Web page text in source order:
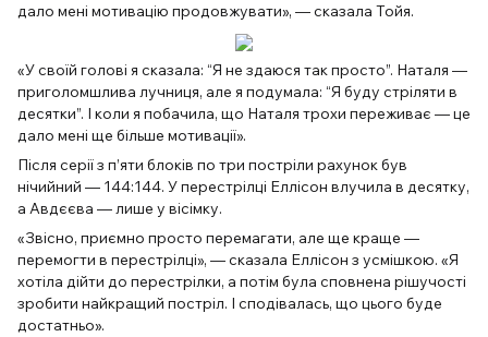
дало мені мотивацію продовжувати», — сказала Тойя.
«У своїй голові я сказала: “Я не здаюся так просто”. Наталя —
приголомшлива лучниця, але я подумала: “Я буду стріляти в
десятки”. І коли я побачила, що Наталя трохи переживає — це
дало мені ще більше мотивації».
Після серії з п’яти блоків по три постріли рахунок був
нічийний — 144:144. У перестрілці Еллісон влучила в десятку,
а Авдєєва — лише у вісімку.
«Звісно, приємно просто перемагати, але ще краще —
перемогти в перестрілці», — сказала Еллісон з усмішкою. «Я
хотіла дійти до перестрілки, а потім була сповнена рішучості
зробити найкращий постріл. І сподівалась, що цього буде
достатньо».